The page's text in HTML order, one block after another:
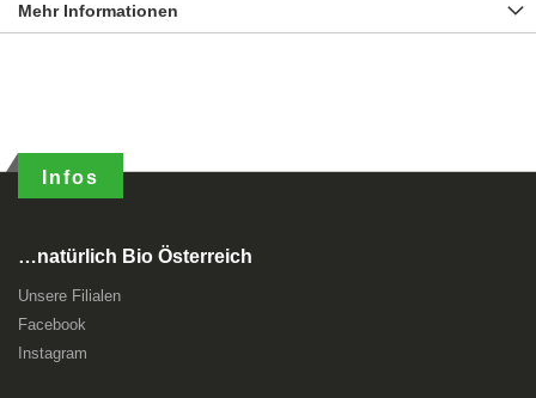
Mehr Informationen
Infos
…natürlich Bio Österreich
Unsere Filialen
Facebook
Instagram